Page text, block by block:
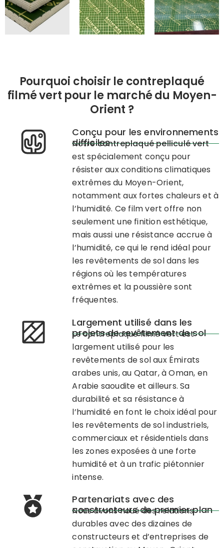
Pourquoi choisir le contreplaqué
filmé vert pour le marché du Moyen-
Orient ?
Conçu pour les environnements
difficiles
Notrecontreplaqué pelliculé vert
est spécialement conçu pour
résister aux conditions climatiques
extrêmes du Moyen-Orient,
notamment aux fortes chaleurs et à
l’humidité. Ce film vert offre non
seulement une finition esthétique,
mais aussi une résistance accrue à
l’humidité, ce qui le rend idéal pour
les revêtements de sol dans les
régions où les températures
extrêmes et la poussière sont
fréquentes.
Largement utilisé dans les
projets de revêtement de sol
Le contreplaqué filmé vertest
largement utilisé pour les
revêtements de sol aux Émirats
arabes unis, au Qatar, à Oman, en
Arabie saoudite et ailleurs. Sa
durabilité et sa résistance à
l’humidité en font le choix idéal pour
les revêtements de sol industriels,
commerciaux et résidentiels dans
les zones exposées à une forte
humidité et à un trafic piétonnier
intense.
Partenariats avec des
constructeurs de premier plan
Nous avons noué des relations
durables avec des dizaines de
constructeurs et d’entreprises de